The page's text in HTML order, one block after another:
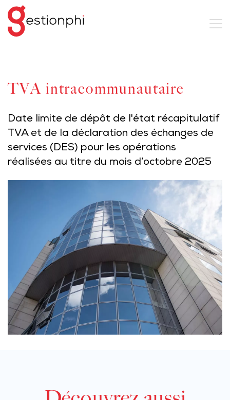
TVA intracommunautaire
Date limite de dépôt de l'état récapitulatif
TVA et de la déclaration des échanges de
services (DES) pour les opérations
réalisées au titre du mois d’octobre 2025